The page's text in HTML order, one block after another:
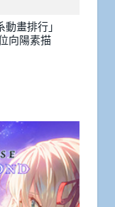
畫排行」
向陽素描